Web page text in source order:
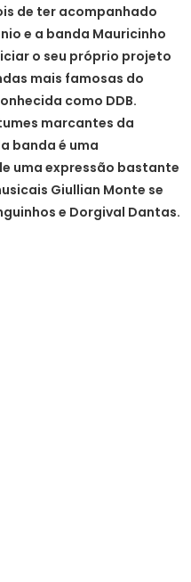
de ter acompanhado
e a banda Mauricinho
o seu próprio projeto
mais famosas do
como DDB.
marcantes da
banda é uma
uma expressão bastante
Giullian Monte se
e Dorgival Dantas.